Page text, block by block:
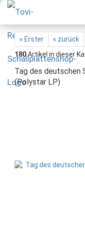
« Erster « zurück
180Artikel in dieser
Tag des deutschen
(Polystar LP)